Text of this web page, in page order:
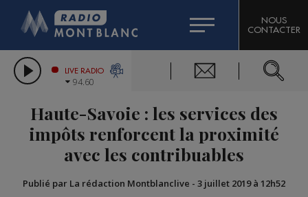
LES CHRONIQUES DE L'EXPERT
CITIZEN MACHINERY
GRAND MASSIF DOMAINES SKIABLES
BIGARD
COMPAGNIE DU MONT-BLANC
NOUS
CONTACTER
LIVE RADIO
94.60
Haute-Savoie : les services des
impôts renforcent la proximité
avec les contribuables
Publié par La rédaction Montblanclive - 3 juillet 2019 à 12h52